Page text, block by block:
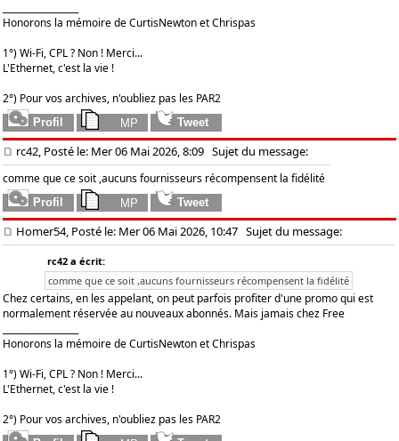
Honorons la mémoire de CurtisNewton et Chrispas
1°) Wi-Fi, CPL ? Non ! Merci...
L'Ethernet, c'est la vie !
2°) Pour vos archives, n'oubliez pas les PAR2
rc42, Posté le: Mer 06 Mai 2026, 8:09 Sujet du message:
comme que ce soit ,aucuns fournisseurs récompensent la fidélité
Homer54, Posté le: Mer 06 Mai 2026, 10:47 Sujet du message:
rc42 a écrit:
comme que ce soit ,aucuns fournisseurs récompensent la fidélité
Chez certains, en les appelant, on peut parfois profiter d'une promo qui est
normalement réservée au nouveaux abonnés. Mais jamais chez Free
Honorons la mémoire de CurtisNewton et Chrispas
1°) Wi-Fi, CPL ? Non ! Merci...
L'Ethernet, c'est la vie !
2°) Pour vos archives, n'oubliez pas les PAR2